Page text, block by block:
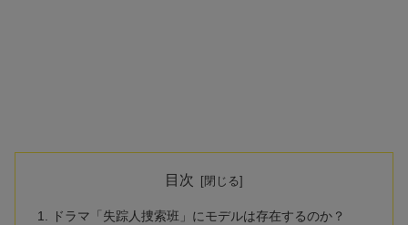
目次
ドラマ「失踪人捜索班」にモデルは存在するのか？